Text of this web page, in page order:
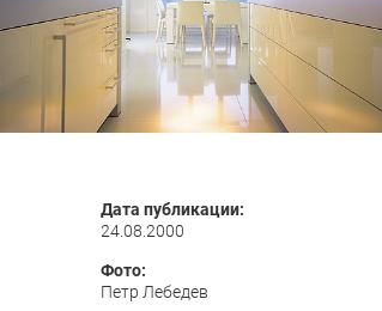
Дата публикации:
24.08.2000
Фото:
Петр Лебедев